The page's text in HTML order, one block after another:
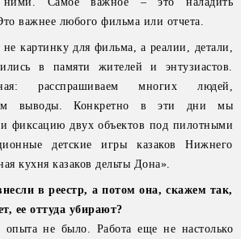
важнее любого фильма или отчета.
не картинку для фильма, а реалии, детали,
в памяти жителей и энтузиастов.
расспрашиваем многих людей,
выводы. Конкретно в эти дни мы
фиксацию двух объектов под пилотными
детские игры казаков Нижнего
кухня казаков дельты Дона».
в реестр, а потом она, скажем так,
ее оттуда убирают?
не было. Работа еще не настолько